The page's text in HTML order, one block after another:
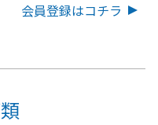
会員登録はコチラ